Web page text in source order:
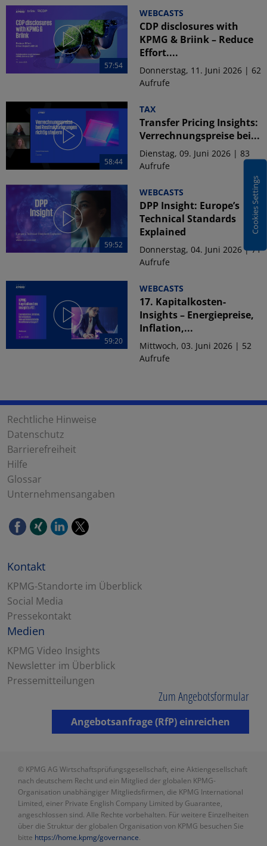
57:54
WEBCASTS
CDP disclosures with
KPMG & Briink – Reduce
Effort....
Donnerstag, 11. Juni 2026 | 62
Aufrufe
58:44
TAX
Transfer Pricing Insights:
Verrechnungspreise bei...
Dienstag, 09. Juni 2026 | 83
Aufrufe
59:52
WEBCASTS
DPP Insight: Europe’s
Technical Standards
Explained
Donnerstag, 04. Juni 2026 | 71
Aufrufe
59:20
WEBCASTS
17. Kapitalkosten-
Insights – Energiepreise,
Inflation,...
Mittwoch, 03. Juni 2026 | 52
Aufrufe
Cookies Settings
Rechtliche Hinweise
Datenschutz
Barrierefreiheit
Hilfe
Glossar
Unternehmensangaben
Kontakt
KPMG-Standorte im Überblick
Social Media
Pressekontakt
Medien
KPMG Video Insights
Newsletter im Überblick
Pressemitteilungen
Zum Angebotsformular
Angebotsanfrage (RfP) einreichen
© KPMG AG Wirtschaftsprüfungsgesellschaft, eine Aktiengesellschaft
nach deutschem Recht und ein Mitglied der globalen KPMG-
Organisation unabhängiger Mitgliedsfirmen, die KPMG International
Limited, einer Private English Company Limited by Guarantee,
angeschlossen sind. Alle Rechte vorbehalten. Für weitere Einzelheiten
über die Struktur der globalen Organisation von KPMG besuchen Sie
bitte https://home.kpmg/governance.